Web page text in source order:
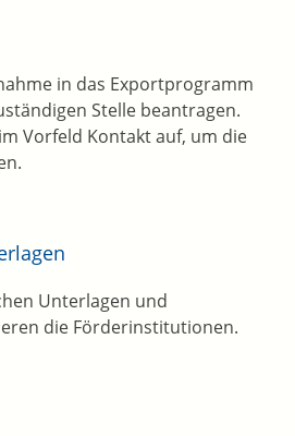
in das Exportprogramm
Stelle beantragen.
Vorfeld Kontakt auf, um die
Unterlagen und
die Förderinstitutionen.